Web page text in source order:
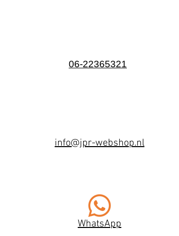
06-22365321
info@jpr-webshop.nl
WhatsApp